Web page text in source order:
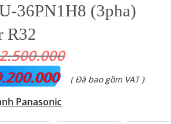
36PN1H8 (3pha)
R32
Giá
( Đã bao gồm VAT )
Panasonic